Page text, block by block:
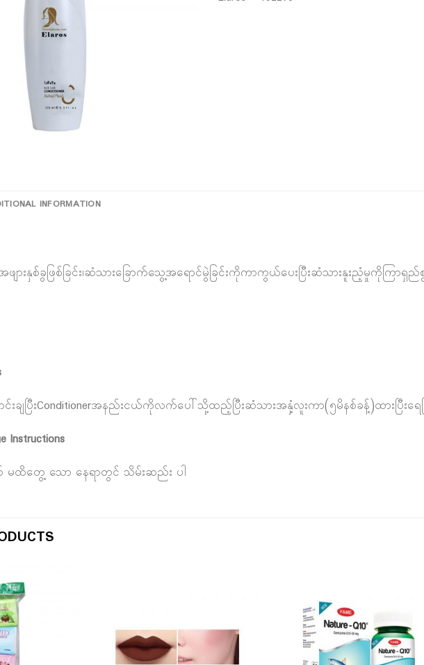
INFORMATION
အဖျားနှစ်ခွဖြစ်ခြင်း၊ဆံသားခြောက်သွေ့အရောင်မွဲခြင်းကိုကာကွယ်ပေးပြီးဆံသားနူးညံ့မှုကိုကြာရှ
င်းချပြီးConditionerအနည်းငယ်ကိုလက်ပေါ်သို့ထည့်ပြီးဆံသားအနှံ့လူးကာ(၅မိနစ်ခန့်)ထားပြီးရေပ
Instructions
ထိတွေ့ သော နေရာတွင် သိမ်းဆည်း ပါ